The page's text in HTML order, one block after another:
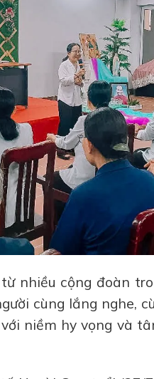
nhiều cộng đoàn
cùng lắng nghe,
niềm hy vọng và